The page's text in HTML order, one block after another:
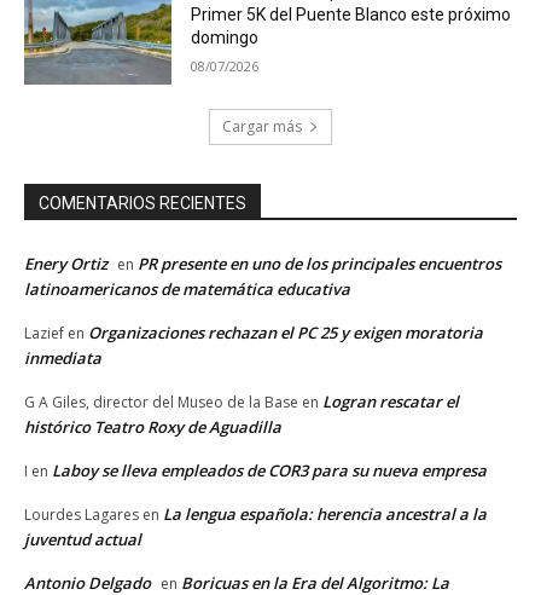
Primer 5K del Puente Blanco este próximo
domingo
08/07/2026
Cargar más
COMENTARIOS RECIENTES
Enery Ortiz en PR presente en uno de los principales encuentros
latinoamericanos de matemática educativa
Lazief en Organizaciones rechazan el PC 25 y exigen moratoria
inmediata
G A Giles, director del Museo de la Base en Logran rescatar el
histórico Teatro Roxy de Aguadilla
I en Laboy se lleva empleados de COR3 para su nueva empresa
Lourdes Lagares en La lengua española: herencia ancestral a la
juventud actual
Antonio Delgado en Boricuas en la Era del Algoritmo: La